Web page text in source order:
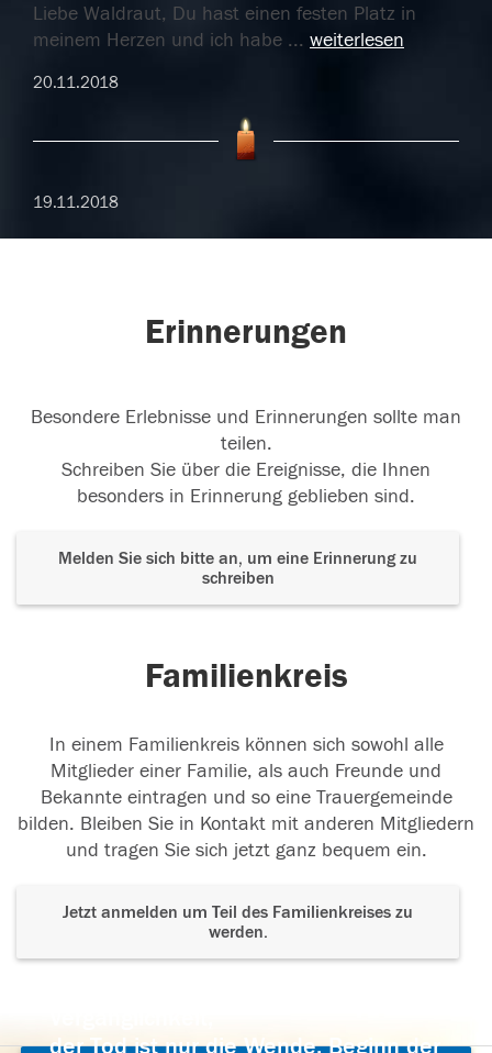
Liebe Waldraut, Du hast einen festen Platz in
meinem Herzen und ich habe ... weiterlesen
20.11.2018
19.11.2018
Erinnerungen
Besondere Erlebnisse und Erinnerungen sollte man
teilen.
Schreiben Sie über die Ereignisse, die Ihnen
besonders in Erinnerung geblieben sind.
Melden Sie sich bitte an, um eine Erinnerung zu
schreiben
Familienkreis
In einem Familienkreis können sich sowohl alle
Mitglieder einer Familie, als auch Freunde und
Bekannte eintragen und so eine Trauergemeinde
bilden. Bleiben Sie in Kontakt mit anderen Mitgliedern
und tragen Sie sich jetzt ganz bequem ein.
Jetzt anmelden um Teil des Familienkreises zu
werden.
der Tod ist nur die Wende, Beginn der